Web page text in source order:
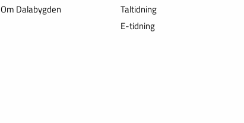
Om Dalabygden
Taltidning
E-tidning